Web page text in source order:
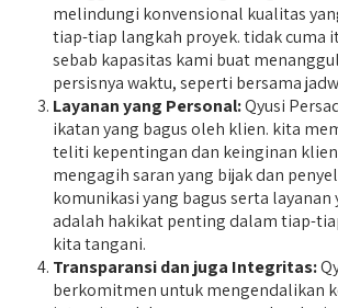
melindungi konvensional kualitas
tiap-tiap langkah proyek. tidak cuma
sebab kapasitas kami buat
persisnya waktu, seperti bersama
Layanan yang Personal:Qyusi
ikatan yang bagus oleh klien. kita
teliti kepentingan dan keinginan
mengagih saran yang bijak dan
komunikasi yang bagus serta layanan
adalah hakikat penting dalam tiap-
kita tangani.
Transparansi dan juga Integritas:
berkomitmen untuk mengendalikan